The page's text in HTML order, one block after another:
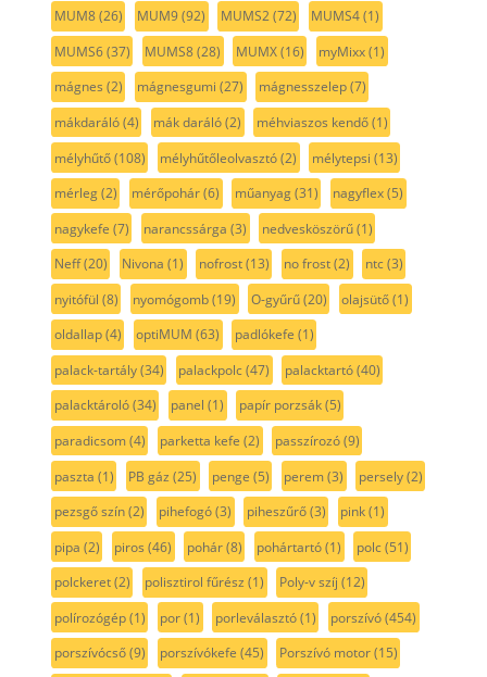
MUM8(26) MUM9(92) MUMS2(72) MUMS4(1)
MUMS6(37) MUMS8(28) MUMX(16) myMixx(1)
mágnes (2) mágnesgumi (27) mágnesszelep(7)
mákdaráló(4) mák daráló(2) méhviaszos kendő(1)
mélyhűtő(108) mélyhűtőleolvasztó(2) mélytepsi (13)
mérleg(2) mérőpohár(6) műanyag(31) nagyflex(5)
nagykefe (7) narancssárga (3) nedvesköszörű(1)
Neff(20) Nivona (1) nofrost(13) no frost(2) ntc(3)
nyitófül (8) nyomógomb(19) O-gyűrű(20) olajsütő(1)
oldallap(4) optiMUM (63) padlókefe (1)
palack-tartály(34) palackpolc(47) palacktartó(40)
palacktároló(34) panel (1) papír porzsák(5)
paradicsom(4) parketta kefe (2) passzírozó(9)
paszta (1) PB gáz (25) penge (5) perem(3) persely(2)
pezsgő szín(2) pihefogó(3) piheszűrő(3) pink(1)
pipa (2) piros (46) pohár(8) pohártartó(1) polc(51)
polckeret(2) polisztirol fűrész (1) Poly-v szíj (12)
polírozógép(1) por(1) porleválasztó(1) porszívó(454)
porszívócső(9) porszívókefe (45) Porszívó motor(15)